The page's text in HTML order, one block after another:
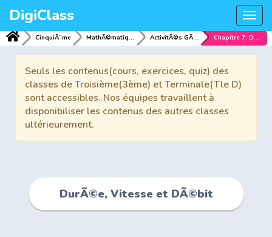
DigiClass
CinquiÃ¨me MathÃ©matiques ActivitÃ©s GÃ©omÃ©triques Chapitre 7: DurÃ©e, Vitesse et DÃ©bit
Seuls les contenus(cours, exercices, quiz) des
classes de Troisième(3ème) et Terminale(Tle D)
sont accessibles. Nos équipes travaillent à
disponibiliser les contenus des autres classes
ultérieurement.
DurÃ©e, Vitesse et DÃ©bit